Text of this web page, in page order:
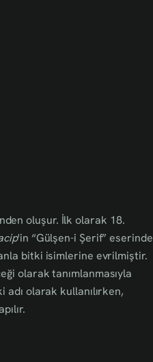
oluşur. İlk olarak 18.
'in “Gülşen-i Şerif” eserinde
bitki isimlerine evrilmiştir.
olarak tanımlanmasıyla
olarak kullanılırken,